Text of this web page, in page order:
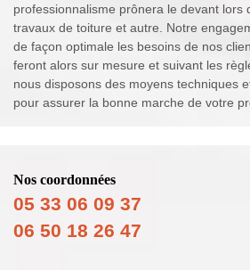
professionnalisme prônera le devant lors
travaux de toiture et autre. Notre
de façon optimale les besoins de nos
feront alors sur mesure et suivant les
nous disposons des moyens techniques
pour assurer la bonne marche de votre
Nos coordonnées
05 33 06 09 37
06 50 18 26 47